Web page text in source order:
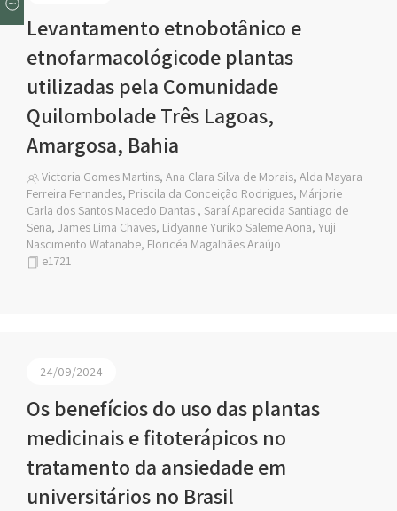
Levantamento etnobotânico e
etnofarmacológicode plantas
utilizadas pela Comunidade
Quilombolade Três Lagoas,
Amargosa, Bahia
Victoria Gomes Martins, Ana Clara Silva de Morais, Alda Mayara
Ferreira Fernandes, Priscila da Conceição Rodrigues, Márjorie
Carla dos Santos Macedo Dantas , Saraí Aparecida Santiago de
Sena, James Lima Chaves, Lidyanne Yuriko Saleme Aona, Yuji
Nascimento Watanabe, Floricéa Magalhães Araújo
e1721
24/09/2024
Os benefícios do uso das plantas
medicinais e fitoterápicos no
tratamento da ansiedade em
universitários no Brasil